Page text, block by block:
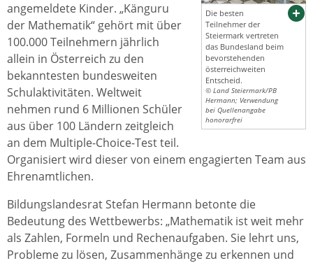
Die besten
Teilnehmer der
Steiermark vertreten
das Bundesland beim
bevorstehenden
österreichweiten
Entscheid.
© Land Steiermark/PB
Hermann; Verwendung
bei Quellenangabe
honorarfrei
angemeldete Kinder. „Känguru
der Mathematik“ gehört mit über
100.000 Teilnehmern jährlich
allein in Österreich zu den
bekanntesten bundesweiten
Schulaktivitäten. Weltweit
nehmen rund 6 Millionen Schüler
aus über 100 Ländern zeitgleich
an dem Multiple-Choice-Test teil.
Organisiert wird dieser von einem engagierten Team aus
Ehrenamtlichen.
Bildungslandesrat Stefan Hermann betonte die
Bedeutung des Wettbewerbs: „Mathematik ist weit mehr
als Zahlen, Formeln und Rechenaufgaben. Sie lehrt uns,
Probleme zu lösen, Zusammenhänge zu erkennen und